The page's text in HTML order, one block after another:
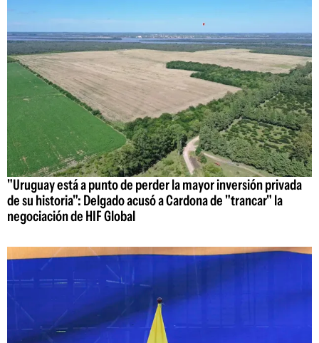
"Uruguay está a punto de perder la mayor inversión privada
de su historia": Delgado acusó a Cardona de "trancar" la
negociación de HIF Global